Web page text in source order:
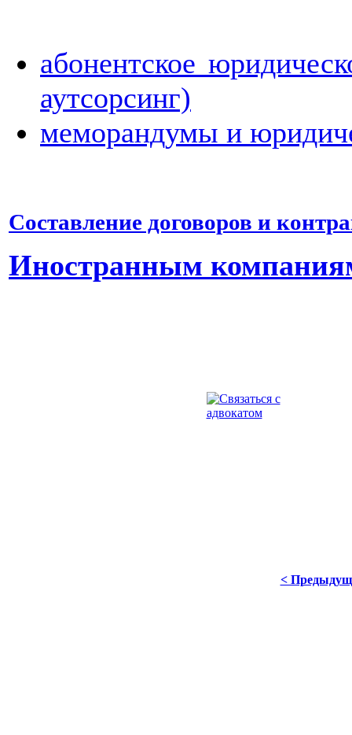
абонентское
аутсорсинг)
меморандумы и
Составление договоров и
Иностранным
<